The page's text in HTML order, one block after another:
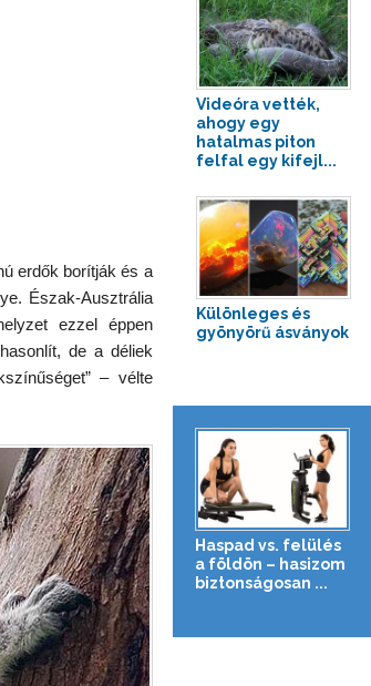
erdők borítják és a
Észak-Ausztrália
ezzel éppen
de a déliek
– vélte
Videóra vették,
ahogy egy
hatalmas piton
felfal egy kifejl...
Különleges és
gyönyörű ásványok
Haspad vs. felülés
a földön – hasizom
biztonságosan ...